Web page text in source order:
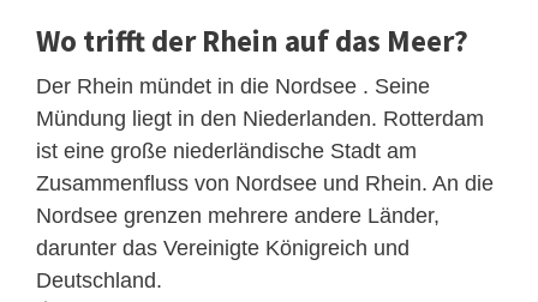
Wo trifft der Rhein auf das Meer?
Der Rhein mündet in die Nordsee . Seine
Mündung liegt in den Niederlanden. Rotterdam
ist eine große niederländische Stadt am
Zusammenfluss von Nordsee und Rhein. An die
Nordsee grenzen mehrere andere Länder,
darunter das Vereinigte Königreich und
Deutschland.